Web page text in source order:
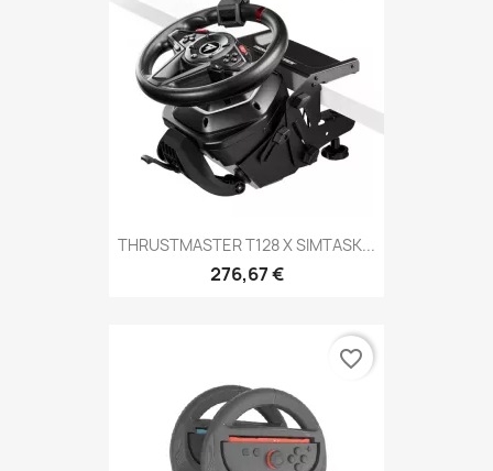
THRUSTMASTER T128 X SIMTASK...
276,67 €
favorite_border